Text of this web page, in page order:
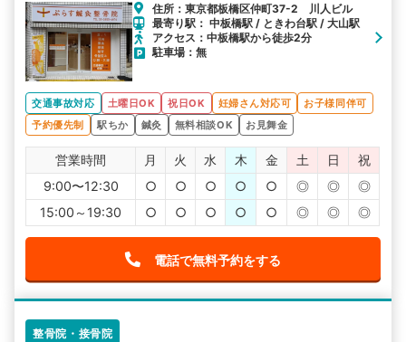
住所：東京都板橋区仲町37-2 川人ビル
最寄り駅： 中板橋駅 / ときわ台駅 / 大山駅
アクセス：中板橋駅から徒歩2分
駐車場：無
交通事故対応 土曜日OK 祝日OK 妊婦さん対応可
お子様同伴可
予約優先制
駅ちか 鍼灸 無料相談OK お見舞金
営業時間 月 火 水 木 金 土 日
祝
9:00〜12:30
○ ○ ○ ○ ○ ◎ ◎
◎
15:00～19:30
○ ○ ○ ○ ○ ◎ ◎ ◎
電話で無料予約をする
整骨院・接骨院